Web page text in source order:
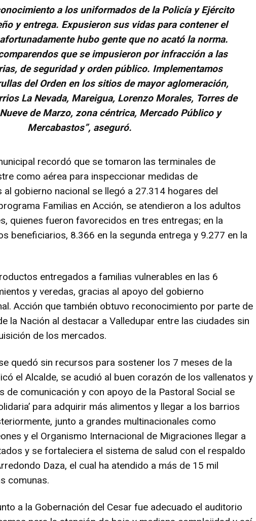
a los uniformados de la Policía y Ejército
y entrega. Expusieron sus vidas para contener el
hubo gente que no acató la norma.
que se impusieron por infracción a las
de seguridad y orden público. Implementamos
del Orden en los sitios de mayor aglomeración,
La Nevada, Mareigua, Lorenzo Morales, Torres de
de Marzo, zona céntrica, Mercado Público y
Mercabastos”, aseguró.
recordó que se tomaron las terminales de
como aérea para inspeccionar medidas de
al gobierno nacional se llegó a 27.314 hogares del
Familias en Acción, se atendieron a los adultos
quienes fueron favorecidos en tres entregas; en la
beneficiarios, 8.366 en la segunda entrega y 9.277 en la
entregados a familias vulnerables en las 6
y veredas, gracias al apoyo del gobierno
Acción que también obtuvo reconocimiento por parte de
la Nación al destacar a Valledupar entre las ciudades sin
de los mercados.
quedó sin recursos para sostener los 7 meses de la
el Alcalde, se acudió al buen corazón de los vallenatos y
de comunicación y con apoyo de la Pastoral Social se
para adquirir más alimentos y llegar a los barrios
junto a grandes multinacionales como
y el Organismo Internacional de Migraciones llegar a
y se fortaleciera el sistema de salud con el respaldo
Daza, el cual ha atendido a más de 15 mil
comunas.
a la Gobernación del Cesar fue adecuado el auditorio